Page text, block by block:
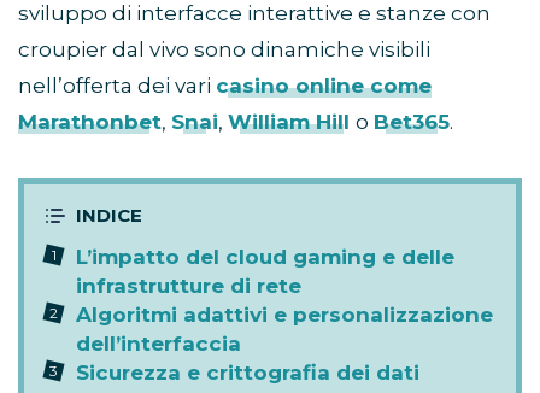
sviluppo di interfacce interattive e stanze con
croupier dal vivo sono dinamiche visibili
nell’offerta dei vari casino online come
Marathonbet, Snai, William Hill o Bet365.
L’impatto del cloud gaming e delle
infrastrutture di rete
Algoritmi adattivi e personalizzazione
dell’interfaccia
Sicurezza e crittografia dei dati